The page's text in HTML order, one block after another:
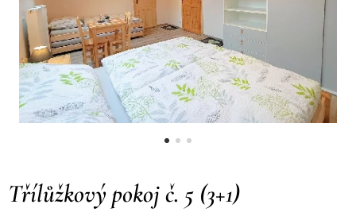
Třílůžkový pokoj č. 5 (3+1)